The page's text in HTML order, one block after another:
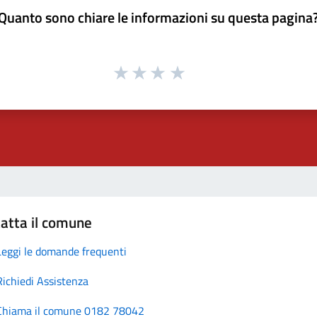
sono chiare le informazioni su questa
il comune
le domande frequenti
Assistenza
il comune 0182 78042